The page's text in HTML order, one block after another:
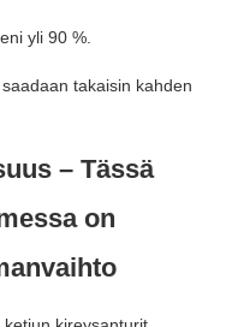
yli 90 %.
takaisin kahden
– Tässä
on